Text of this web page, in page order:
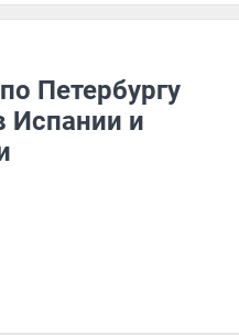
Петербургу
Испании и